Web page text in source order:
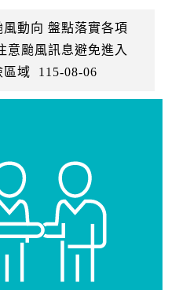
動向 盤點落實各項
意颱風訊息避免進入
區域
115-08-06